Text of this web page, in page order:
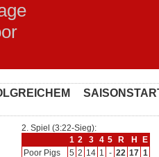
2. Spiel (3:22-Sieg):
1 2 3 4 5 R H
E
Poor Pigs
5 2 14 1 - 22 17 1